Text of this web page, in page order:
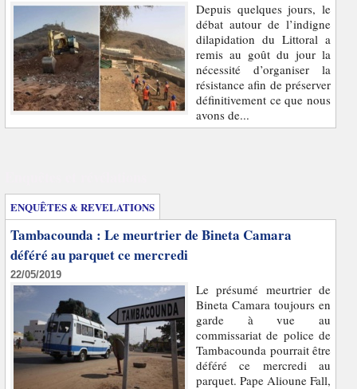
Depuis quelques jours, le
débat autour de l’indigne
dilapidation du Littoral a
remis au goût du jour la
nécessité d’organiser la
résistance afin de préserver
définitivement ce que nous
avons de...
ENQUÊTES & REVELATIONS
Tambacounda : Le meurtrier de Bineta Camara
déféré au parquet ce mercredi
22/05/2019
Le présumé meurtrier de
Bineta Camara toujours en
garde à vue au
commissariat de police de
Tambacounda pourrait être
déféré ce mercredi au
parquet. Pape Alioune Fall,